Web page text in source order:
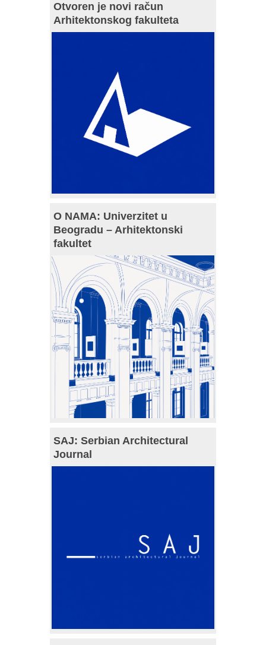
Otvoren je novi račun
Arhitektonskog fakulteta
O NAMA: Univerzitet u
Beogradu – Arhitektonski
fakultet
SAJ: Serbian Architectural
Journal